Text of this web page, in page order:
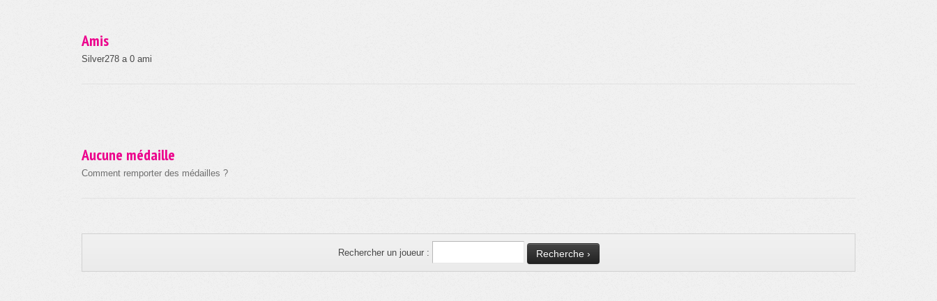
Amis
Silver278 a 0 ami
Aucune médaille
Comment remporter des médailles ?
Rechercher un joueur :